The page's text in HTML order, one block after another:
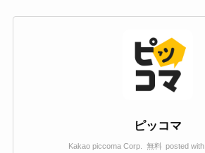
ピッコマ
Kakao piccoma Corp. 無料 posted with